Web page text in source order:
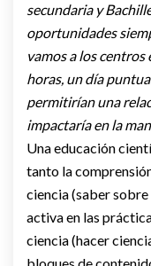
secundaria y
oportunidades
vamos a los
horas, un día
permitirían una
impactaría en la
Una educación
tanto la
ciencia (saber
activa en las
ciencia (hacer